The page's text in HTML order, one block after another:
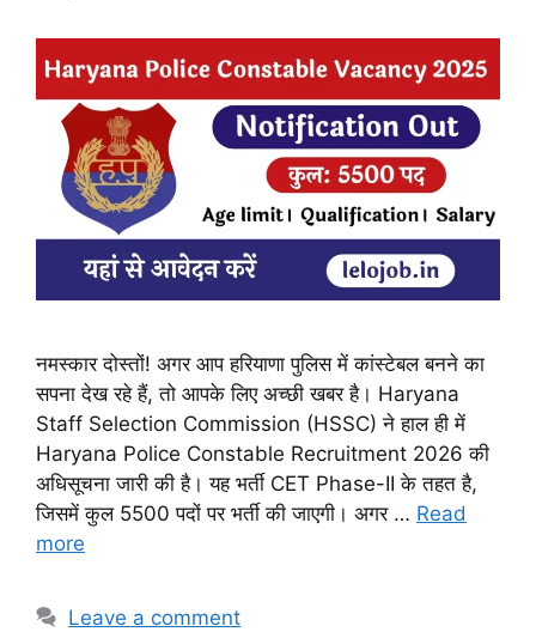
नमस्कार दोस्तों! अगर आप हरियाणा पुलिस में कांस्टेबल बनने का
सपना देख रहे हैं, तो आपके लिए अच्छी खबर है। Haryana
Staff Selection Commission (HSSC) ने हाल ही में
Haryana Police Constable Recruitment 2026 की
अधिसूचना जारी की है। यह भर्ती CET Phase-II के तहत है,
जिसमें कुल 5500 पदों पर भर्ती की जाएगी। अगर … Read
more
Leave a comment